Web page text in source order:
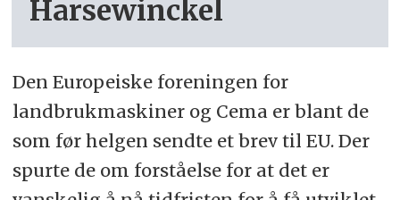
Harsewinckel
Den Europeiske foreningen for
landbrukmaskiner og Cema er blant de
som før helgen sendte et brev til EU. Der
spurte de om forståelse for at det er